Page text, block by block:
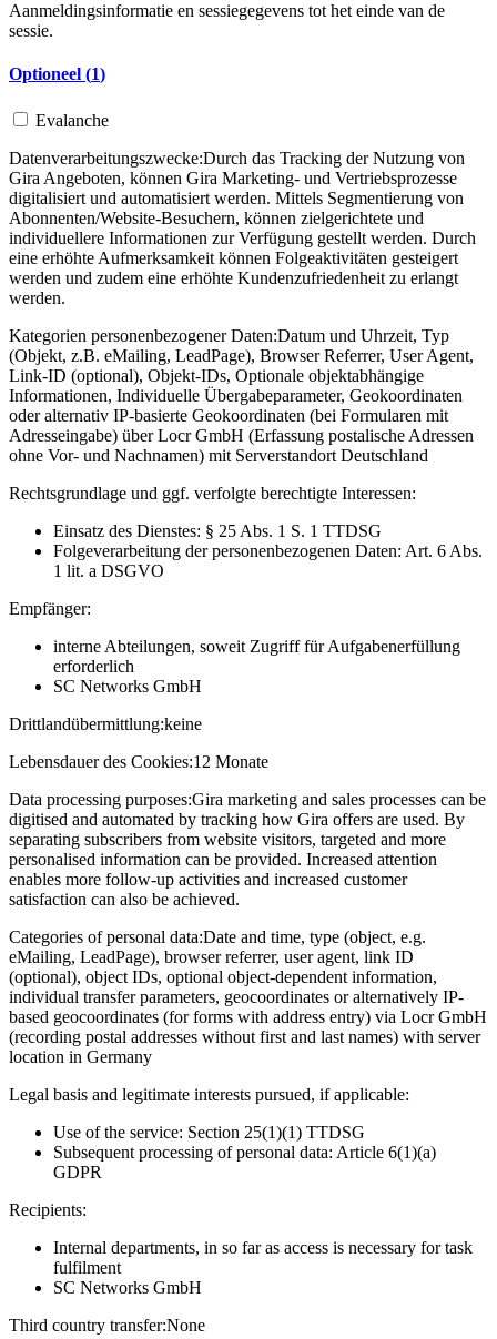
Aanmeldingsinformatie en sessiegegevens tot het einde van de
sessie.
Optioneel (1)
Evalanche
Datenverarbeitungszwecke:Durch das Tracking der Nutzung von
Gira Angeboten, können Gira Marketing- und Vertriebsprozesse
digitalisiert und automatisiert werden. Mittels Segmentierung von
Abonnenten/Website-Besuchern, können zielgerichtete und
individuellere Informationen zur Verfügung gestellt werden. Durch
eine erhöhte Aufmerksamkeit können Folgeaktivitäten gesteigert
werden und zudem eine erhöhte Kundenzufriedenheit zu erlangt
werden.
Kategorien personenbezogener Daten:Datum und Uhrzeit, Typ
(Objekt, z.B. eMailing, LeadPage), Browser Referrer, User Agent,
Link-ID (optional), Objekt-IDs, Optionale objektabhängige
Informationen, Individuelle Übergabeparameter, Geokoordinaten
oder alternativ IP-basierte Geokoordinaten (bei Formularen mit
Adresseingabe) über Locr GmbH (Erfassung postalische Adressen
ohne Vor- und Nachnamen) mit Serverstandort Deutschland
Rechtsgrundlage und ggf. verfolgte berechtigte Interessen:
Einsatz des Dienstes: § 25 Abs. 1 S. 1 TTDSG
Folgeverarbeitung der personenbezogenen Daten: Art. 6 Abs.
1 lit. a DSGVO
Empfänger:
interne Abteilungen, soweit Zugriff für Aufgabenerfüllung
erforderlich
SC Networks GmbH
Drittlandübermittlung:keine
Lebensdauer des Cookies:12 Monate
Data processing purposes:Gira marketing and sales processes can be
digitised and automated by tracking how Gira offers are used. By
separating subscribers from website visitors, targeted and more
personalised information can be provided. Increased attention
enables more follow-up activities and increased customer
satisfaction can also be achieved.
Categories of personal data:Date and time, type (object, e.g.
eMailing, LeadPage), browser referrer, user agent, link ID
(optional), object IDs, optional object-dependent information,
individual transfer parameters, geocoordinates or alternatively IP-
based geocoordinates (for forms with address entry) via Locr GmbH
(recording postal addresses without first and last names) with server
location in Germany
Legal basis and legitimate interests pursued, if applicable:
Use of the service: Section 25(1)(1) TTDSG
Subsequent processing of personal data: Article 6(1)(a)
GDPR
Recipients:
Internal departments, in so far as access is necessary for task
fulfilment
SC Networks GmbH
Third country transfer:None